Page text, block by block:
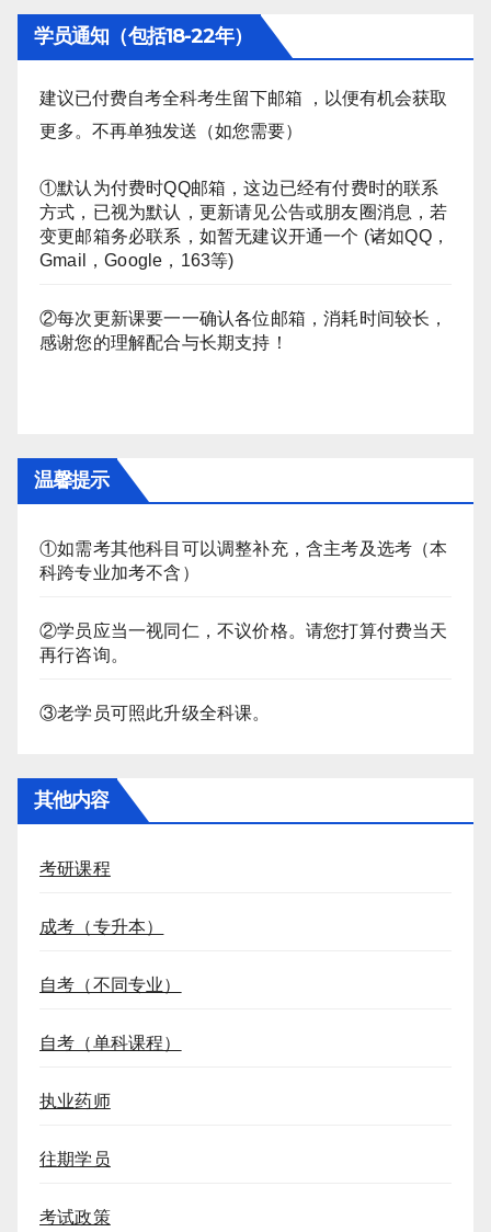
学员通知（包括18-22年）
建议已付费自考全科考生留下邮箱 ，以便有机会获取
更多。不再单独发送（如您需要）
①默认为付费时QQ邮箱，这边已经有付费时的联系
方式，已视为默认，更新请见公告或朋友圈消息，若
变更邮箱务必联系，如暂无建议开通一个 (诸如QQ，
Gmail，Google，163等)
②每次更新课要一一确认各位邮箱，消耗时间较长，
感谢您的理解配合与长期支持！
温馨提示
①如需考其他科目可以调整补充，含主考及选考（本
科跨专业加考不含）
②学员应当一视同仁，不议价格。请您打算付费当天
再行咨询。
③老学员可照此升级全科课。
其他内容
考研课程
成考（专升本）
自考（不同专业）
自考（单科课程）
执业药师
往期学员
考试政策